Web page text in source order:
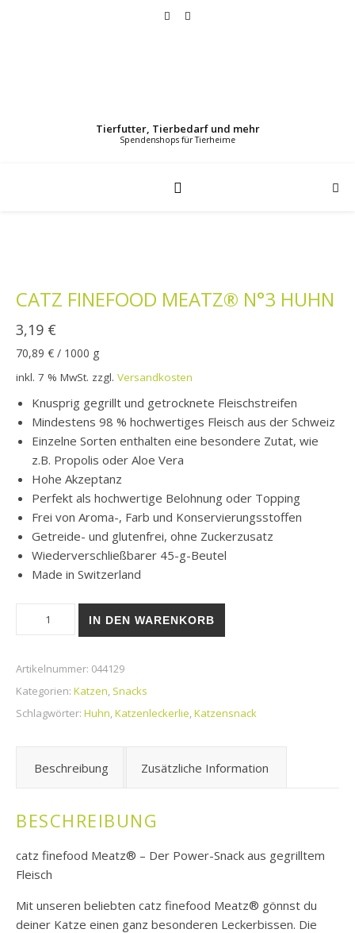
Tierfutter, Tierbedarf und mehr
CATZ FINEFOOD MEATZ® N°3 HUHN
3,19 €
70,89 € / 1000 g
inkl. 7 % MwSt. zzgl. Versandkosten
Knusprig gegrillt und getrocknete Fleischstreifen
Mindestens 98 % hochwertiges Fleisch aus der Schweiz
Einzelne Sorten enthalten eine besondere Zutat, wie
z.B. Propolis oder Aloe Vera
Hohe Akzeptanz
Perfekt als hochwertige Belohnung oder Topping
Frei von Aroma-, Farb und Konservierungsstoffen
Getreide- und glutenfrei, ohne Zuckerzusatz
Wiederverschließbarer 45-g-Beutel
Made in Switzerland
catz finefood Meatz® N°3 Huhn Menge
IN DEN WARENKORB
Artikelnummer: 044129
Kategorien: Katzen, Snacks
Schlagwörter: Huhn,Katzenleckerlie,Katzensnack
Beschreibung Zusätzliche Information
BESCHREIBUNG
catz finefood Meatz® – Der Power-Snack aus gegrilltem
Fleisch
Mit unseren beliebten catz finefood Meatz® gönnst du
deiner Katze einen ganz besonderen Leckerbissen. Die